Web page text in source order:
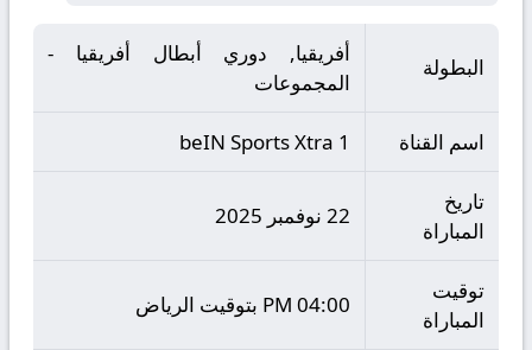
البطولة
أفريقيا, دوري أبطال أفريقيا -
المجموعات
اسم القناة beIN Sports Xtra 1
تاريخ
المباراة
22 نوفمبر 2025
توقيت
المباراة
04:00 PM بتوقيت الرياض